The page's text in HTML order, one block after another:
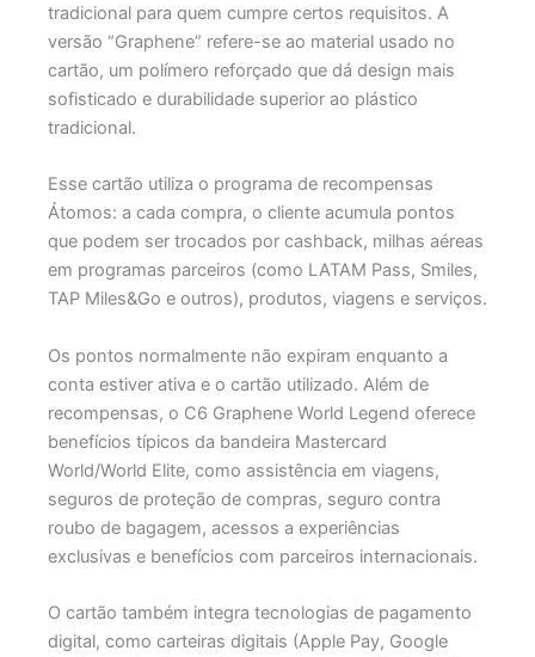
tradicional para quem cumpre certos requisitos. A
versão “Graphene” refere-se ao material usado no
cartão, um polímero reforçado que dá design mais
sofisticado e durabilidade superior ao plástico
tradicional.
Esse cartão utiliza o programa de recompensas
Átomos: a cada compra, o cliente acumula pontos
que podem ser trocados por cashback, milhas aéreas
em programas parceiros (como LATAM Pass, Smiles,
TAP Miles&Go e outros), produtos, viagens e serviços.
Os pontos normalmente não expiram enquanto a
conta estiver ativa e o cartão utilizado. Além de
recompensas, o C6 Graphene World Legend oferece
benefícios típicos da bandeira Mastercard
World/World Elite, como assistência em viagens,
seguros de proteção de compras, seguro contra
roubo de bagagem, acessos a experiências
exclusivas e benefícios com parceiros internacionais.
O cartão também integra tecnologias de pagamento
digital, como carteiras digitais (Apple Pay, Google